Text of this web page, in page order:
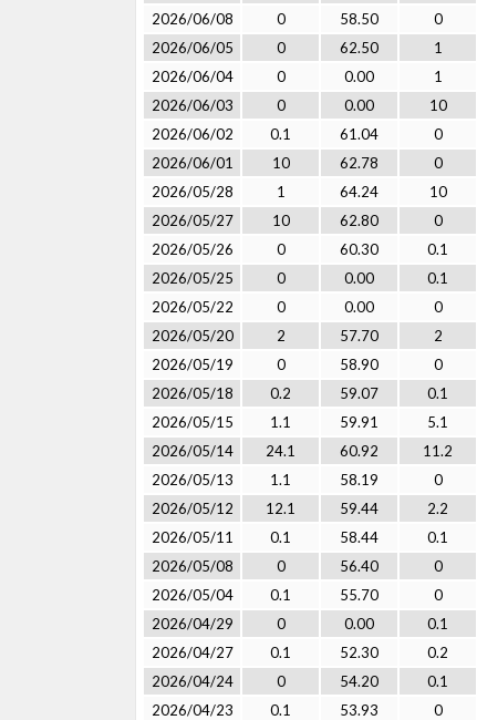
2026/06/08
0 58.50 0
2026/06/05
0 62.50 1
2026/06/04
0 0.00 1
2026/06/03
0 0.00 10
2026/06/02
0.1 61.04 0
2026/06/01
10 62.78 0
2026/05/28
1 64.24 10
2026/05/27
10 62.80 0
2026/05/26
0 60.30 0.1
2026/05/25
0 0.00 0.1
2026/05/22
0 0.00 0
2026/05/20
2 57.70 2
2026/05/19
0 58.90 0
2026/05/18
0.2 59.07 0.1
2026/05/15
1.1 59.91 5.1
2026/05/14
24.1 60.92 11.2
2026/05/13
1.1 58.19 0
2026/05/12
12.1 59.44 2.2
2026/05/11
0.1 58.44 0.1
2026/05/08
0 56.40 0
2026/05/04
0.1 55.70 0
2026/04/29
0 0.00 0.1
2026/04/27
0.1 52.30 0.2
2026/04/24
0 54.20 0.1
2026/04/23
0.1 53.93 0